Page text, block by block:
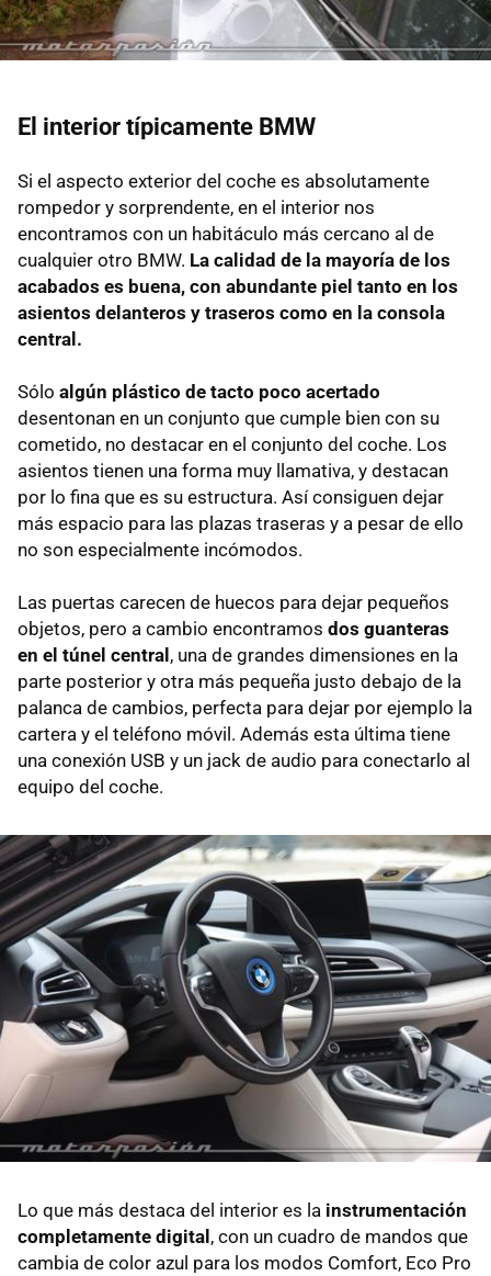
El interior típicamente BMW
Si el aspecto exterior del coche es absolutamente
rompedor y sorprendente, en el interior nos
encontramos con un habitáculo más cercano al de
cualquier otro BMW. La calidad de la mayoría de los
acabados es buena, con abundante piel tanto en los
asientos delanteros y traseros como en la consola
central.
Sólo algún plástico de tacto poco acertado
desentonan en un conjunto que cumple bien con su
cometido, no destacar en el conjunto del coche. Los
asientos tienen una forma muy llamativa, y destacan
por lo fina que es su estructura. Así consiguen dejar
más espacio para las plazas traseras y a pesar de ello
no son especialmente incómodos.
Las puertas carecen de huecos para dejar pequeños
objetos, pero a cambio encontramos dos guanteras
en el túnel central, una de grandes dimensiones en la
parte posterior y otra más pequeña justo debajo de la
palanca de cambios, perfecta para dejar por ejemplo la
cartera y el teléfono móvil. Además esta última tiene
una conexión USB y un jack de audio para conectarlo al
equipo del coche.
Lo que más destaca del interior es la instrumentación
completamente digital , con un cuadro de mandos que
cambia de color azul para los modos Comfort, Eco Pro